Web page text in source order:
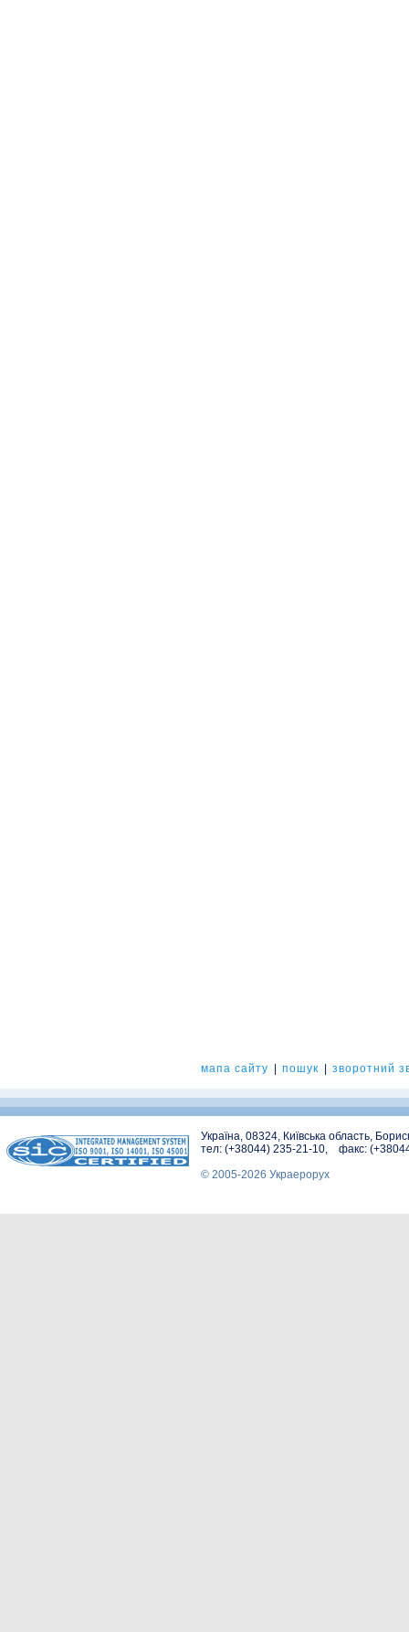
мапа сайту пошук зворотний
Україна, 08324, Київська область,
тел: (+38044) 235-21-10, факс:
© 2005-2026 Украерорух